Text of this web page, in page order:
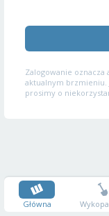
Zalogowanie oznacza
aktualnym brzmieniu.
prosimy o
Główna